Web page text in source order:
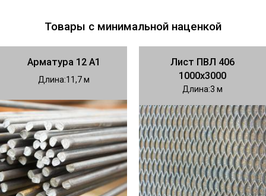
Товары с минимальной наценкой
Арматура 12 А1
Длина 11,7
Лист ПВЛ 406
1000х3000
Длина 3